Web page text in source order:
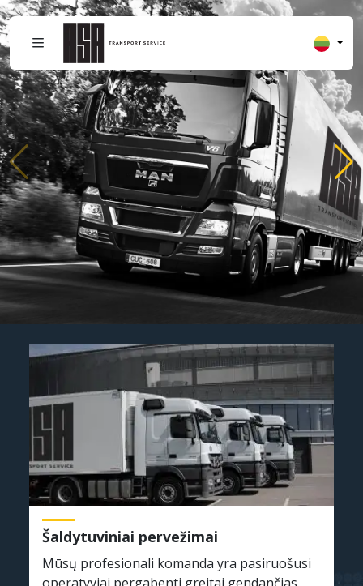
Šaldytuviniai pervežimai
Mūsų profesionali komanda yra pasiruošusi